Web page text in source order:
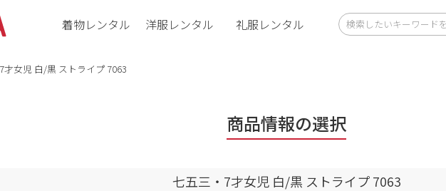
着物レンタル 洋服レンタル 礼服レンタル
才女児 白/黒 ストライプ 7063
商品情報の選択
七五三・7才女児 白/黒 ストライプ 7063